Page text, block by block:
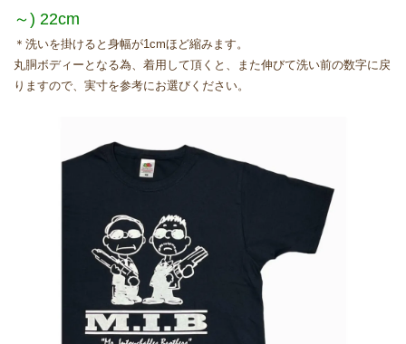
～) 22cm
＊洗いを掛けると身幅が1cmほど縮みます。
丸胴ボディーとなる為、着用して頂くと、また伸びて洗い前の数字に戻
りますので、実寸を参考にお選びください。